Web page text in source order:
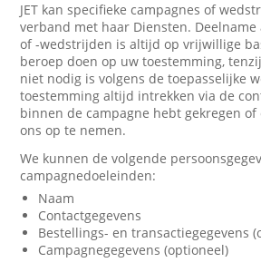
JET kan specifieke campagnes of
verband met haar Diensten. Deelname
of -wedstrijden is altijd op vrijwillige
beroep doen op uw toestemming,
niet nodig is volgens de toepasselijke
toestemming altijd intrekken via de
binnen de campagne hebt gekregen
ons op te nemen.
We kunnen de volgende
campagnedoeleinden:
Naam
Contactgegevens
Bestellings- en transactiegegevens
Campagnegegevens (optioneel)